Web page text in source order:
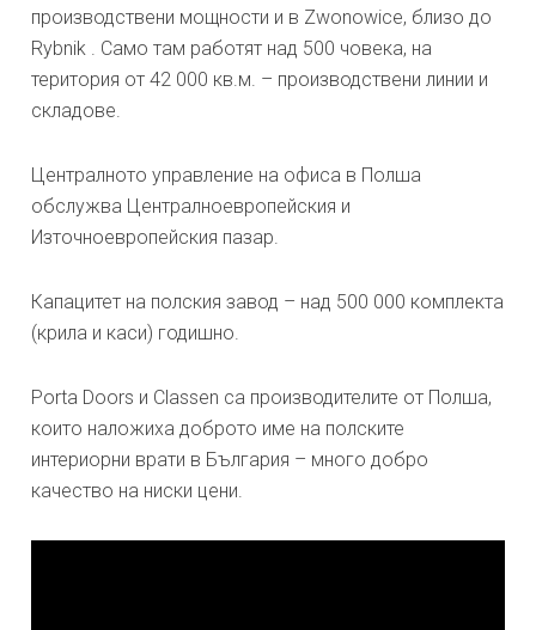
производствени мощности и в Zwonowice, близо до
Rybnik . Само там работят над 500 човека, на
територия от 42 000 кв.м. – производствени линии и
складове.
Централното управление на офиса в Полша
обслужва Централноевропейския и
Източноевропейския пазар.
Капацитет на полския завод – над 500 000 комплекта
(крила и каси) годишно.
Porta Doors и Classen са производителите от Полша,
които наложиха доброто име на полските
интериорни врати в България – много добро
качество на ниски цени.